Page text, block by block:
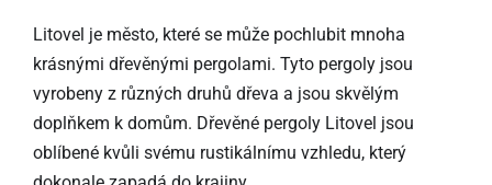
Litovel je město, které se může pochlubit mnoha
krásnými dřevěnými pergolami. Tyto pergoly jsou
vyrobeny z různých druhů dřeva a jsou skvělým
doplňkem k domům. Dřevěné pergoly Litovel jsou
oblíbené kvůli svému rustikálnímu vzhledu, který